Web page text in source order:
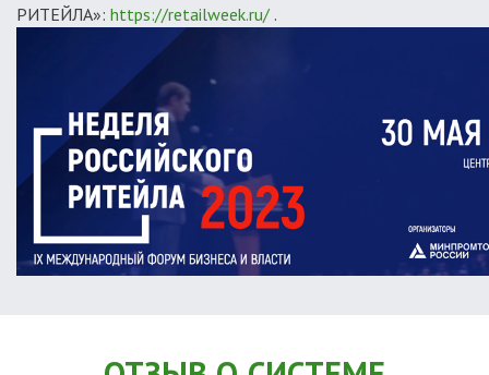
РИТЕЙЛА»: https://retailweek.ru/ .